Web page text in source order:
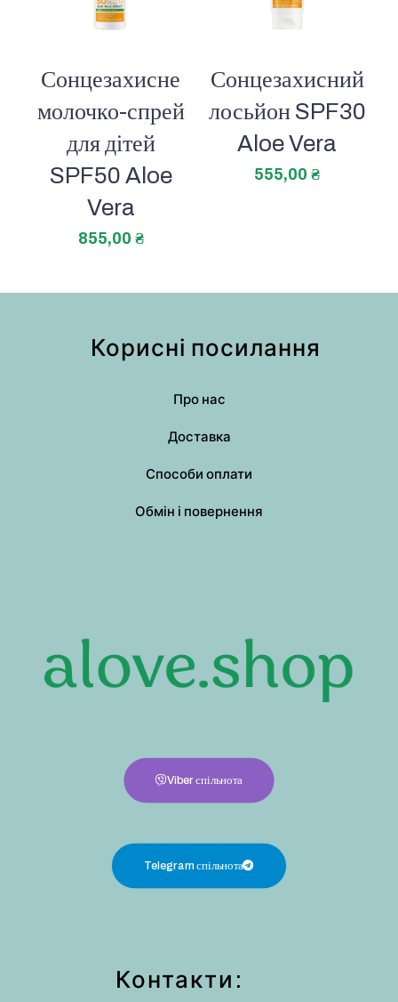
Сонцезахисне
молочко-спрей
для дітей
SPF50 Aloe
Vera
855,00 ₴
Сонцезахисний
лосьйон SPF30
Aloe Vera
555,00₴
Корисні посилання
Про нас
Доставка
Способи оплати
Обмін і повернення
Viber спільнота
Telegram спільнота
Контакти: